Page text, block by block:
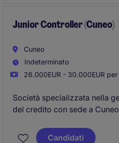
Junior Controller (Cuneo)
Cuneo
Indeterminato
26.000EUR - 30.000EUR per
Società specializzata nella
del credito con sede a
Candidati